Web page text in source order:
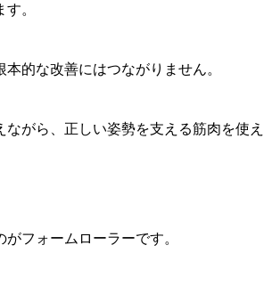
。
的な改善にはつながりません。
がら、正しい姿勢を支える筋肉を使
フォームローラーです。